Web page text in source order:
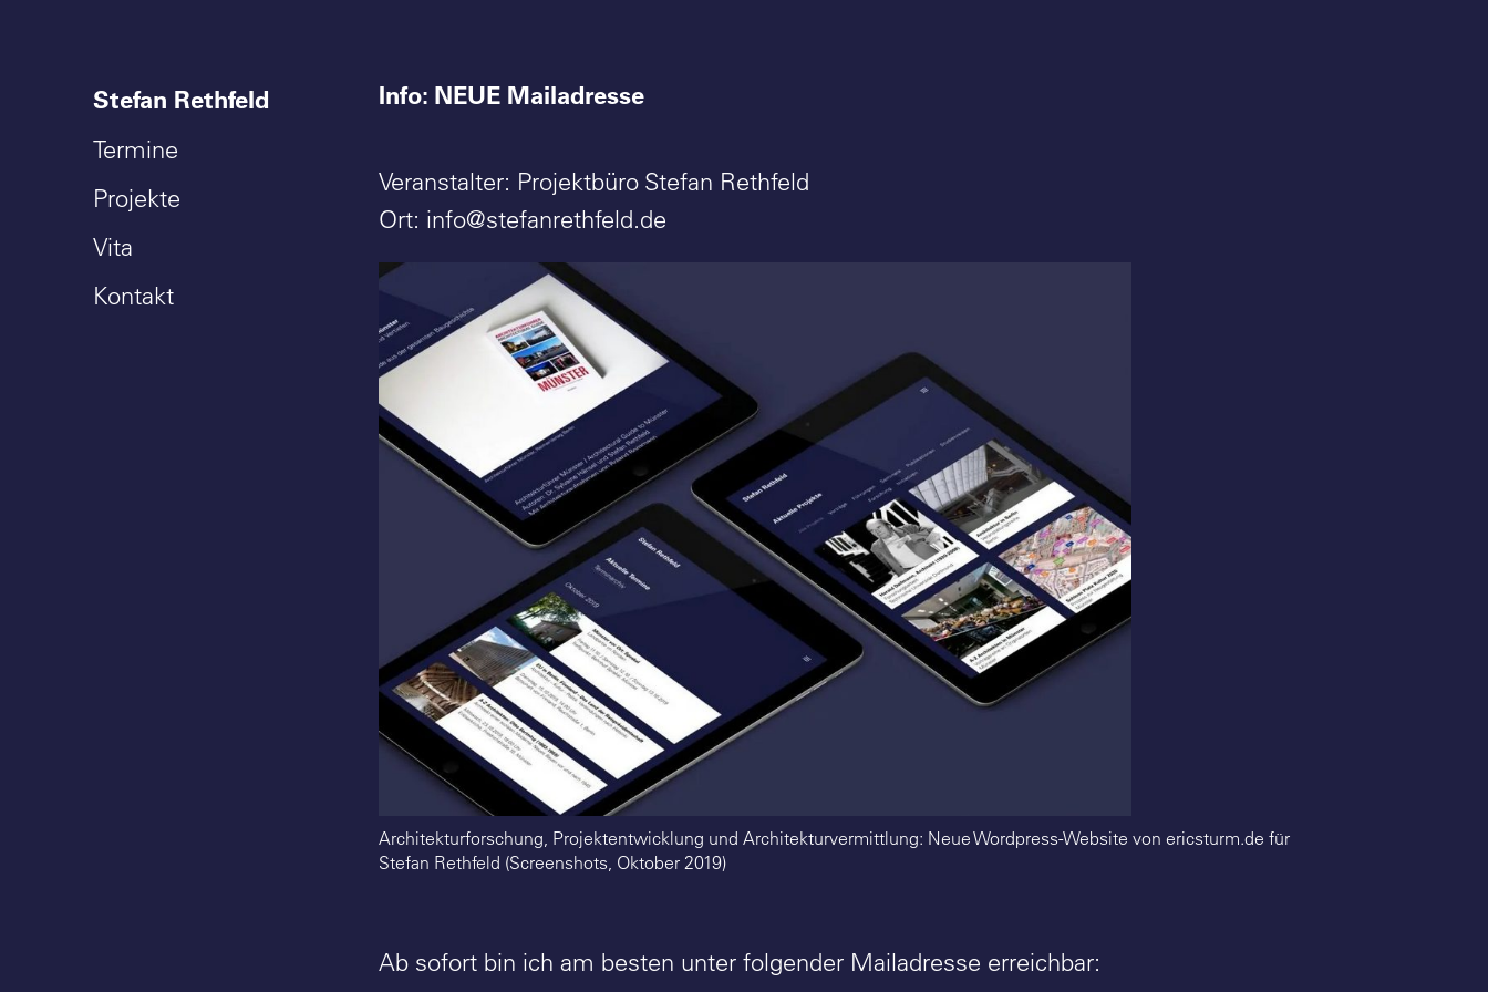
Stefan Rethfeld
Termine
Projekte
Vita
Kontakt
Info: NEUE Mailadresse
Veranstalter: Projektbüro Stefan Rethfeld
Ort: info@stefanrethfeld.de
Architekturforschung, Projektentwicklung und Architekturvermittlung: Neue Wordpress-Website von ericsturm.de für
Stefan Rethfeld (Screenshots, Oktober 2019)
Ab sofort bin ich am besten unter folgender Mailadresse erreichbar: